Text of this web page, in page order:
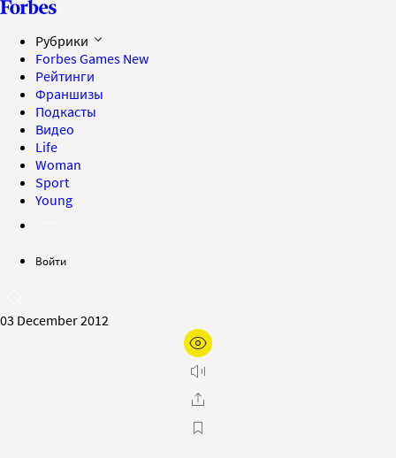
Рубрики
Forbes Games New
Рейтинги
Франшизы
Подкасты
Видео
Life
Woman
Sport
Young
Войти
03 December 2012